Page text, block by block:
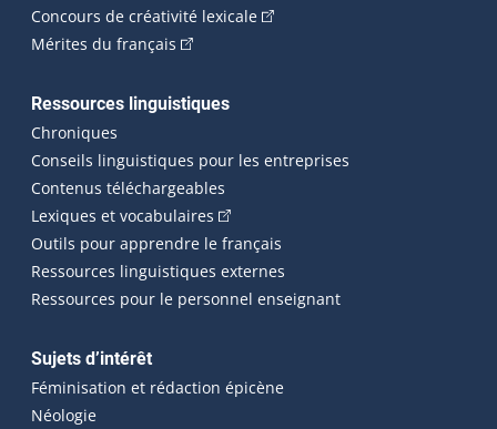
Concours de créativité lexicale(Cet hyperlien externe
Mérites du français (Cet hyperlien externe s'ouvrira dans une
Ressources linguistiques
Chroniques
Conseils linguistiques pour les entreprises
Contenus téléchargeables
Lexiques et vocabulaires (Cet hyperlien externe s'ouvrira
Outils pour apprendre le français
Ressources linguistiques externes
Ressources pour le personnel enseignant
Sujets d’intérêt
Féminisation et rédaction épicène
Néologie